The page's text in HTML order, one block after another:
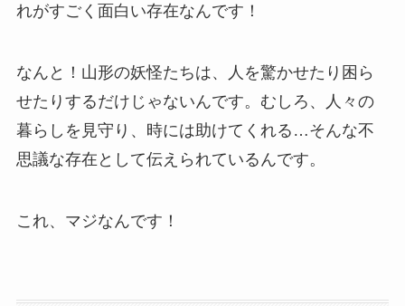
れがすごく面白い存在なんです！
なんと！山形の妖怪たちは、人を驚かせたり困ら
せたりするだけじゃないんです。むしろ、人々の
暮らしを見守り、時には助けてくれる…そんな不
思議な存在として伝えられているんです。
これ、マジなんです！